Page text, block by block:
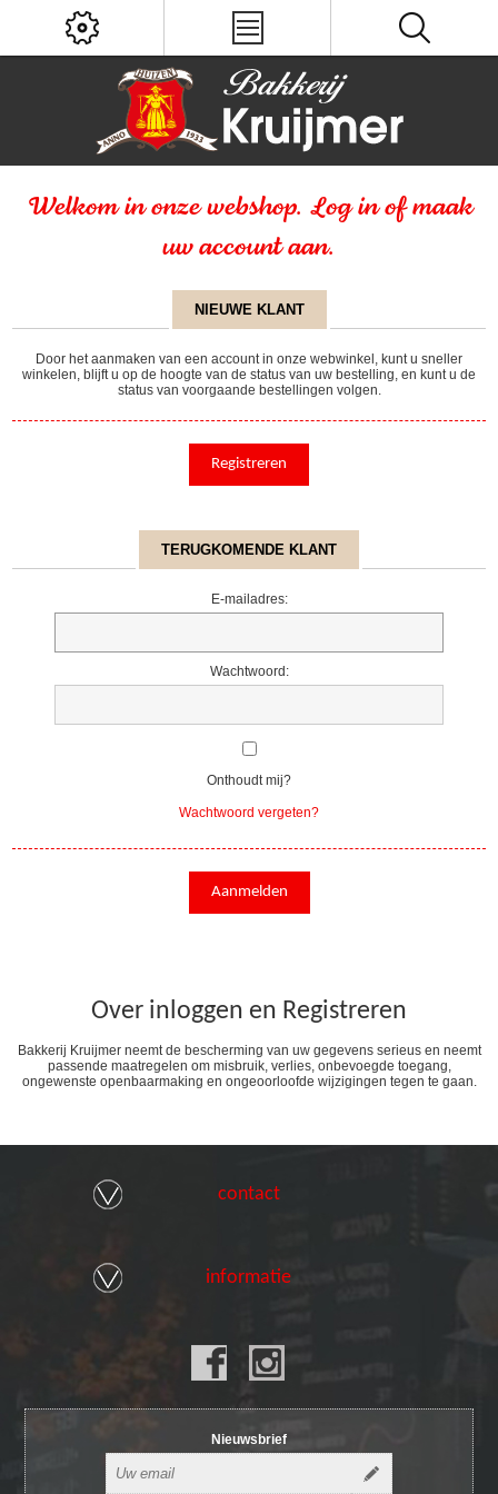
Welkom in onze webshop. Log in of maak
uw account aan.
NIEUWE KLANT
Door het aanmaken van een account in onze webwinkel, kunt u sneller
winkelen, blijft u op de hoogte van de status van uw bestelling, en kunt u de
status van voorgaande bestellingen volgen.
TERUGKOMENDE KLANT
E-mailadres:
Wachtwoord:
Onthoudt mij?
Wachtwoord vergeten?
Over inloggen en Registreren
Bakkerij Kruijmer neemt de bescherming van uw gegevens serieus en neemt
passende maatregelen om misbruik, verlies, onbevoegde toegang,
ongewenste openbaarmaking en ongeoorloofde wijzigingen tegen te gaan.
contact
informatie
Nieuwsbrief